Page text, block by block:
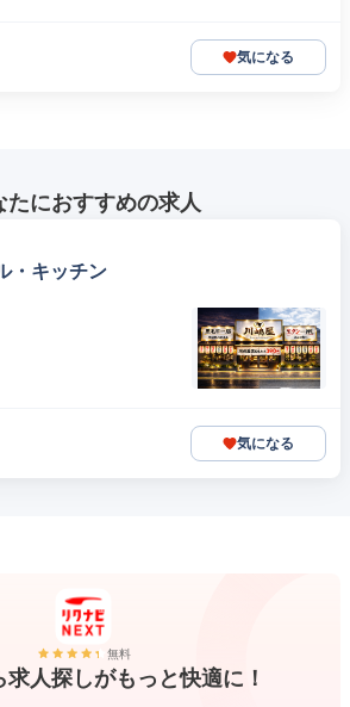
気になる
たにおすすめの求人
・キッチン
気になる
無料
求人探しがもっと快適に！